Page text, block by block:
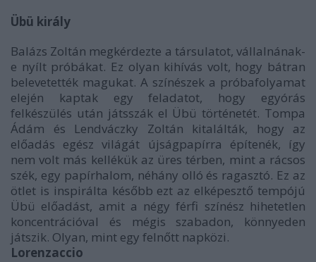
Übü király
Balázs Zoltán megkérdezte a társulatot, vállalnának-
e nyílt próbákat. Ez olyan kihívás volt, hogy bátran
belevetették magukat. A színészek a próbafolyamat
elején kaptak egy feladatot, hogy egyórás
felkészülés után játsszák el Übü történetét. Tompa
Ádám és Lendváczky Zoltán kitalálták, hogy az
előadás egész világát újságpapírra építenék, így
nem volt más kellékük az üres térben, mint a rácsos
szék, egy papírhalom, néhány olló és ragasztó. Ez az
ötlet is inspirálta később ezt az elképesztő tempójú
Übü előadást, amit a négy férfi színész hihetetlen
koncentrációval és mégis szabadon, könnyeden
játszik. Olyan, mint egy felnőtt napközi.
Lorenzaccio